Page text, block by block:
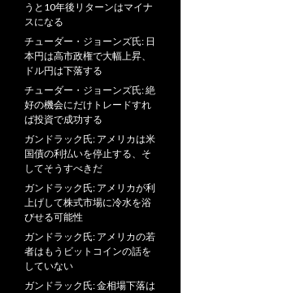
うと10年後リターンはマイナ
スになる
チューダー・ジョーンズ氏: 日
本円は高市政権で大幅上昇、
ドル円は下落する
チューダー・ジョーンズ氏: 絶
好の機会にだけトレードすれ
ば投資で成功する
ガンドラック氏: アメリカは米
国債の利払いを停止する、そ
してそうすべきだ
ガンドラック氏: アメリカが利
上げして株式市場に冷水を浴
びせる可能性
ガンドラック氏: アメリカの若
者はもうビットコインの話を
していない
ガンドラック氏: 金相場下落は